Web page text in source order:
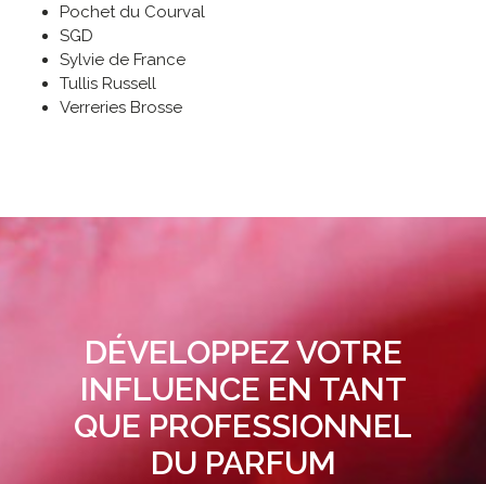
Pochet du Courval
SGD
Sylvie de France
Tullis Russell
Verreries Brosse
DÉVELOPPEZ VOTRE
INFLUENCE EN TANT
QUE PROFESSIONNEL
DU PARFUM